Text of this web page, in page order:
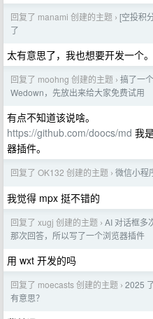
回复了 manami 创建的主题 › [空投积
了
太有意思了，我也想要开发一个。
回复了 moohng 创建的主题 › 搞了一
Wedown，先放出来给大家免费试用
有点不知道该说啥。
https://github.com/doocs/md 我
器插件。
回复了 OK132 创建的主题 › 微信小程
我觉得 mpx 挺不错的
回复了 xugj 创建的主题 › AI 对话框多
那次回答，所以写了一个浏览器插件
用 wxt 开发的吗
回复了 moecasts 创建的主题 › 2025
有意思？